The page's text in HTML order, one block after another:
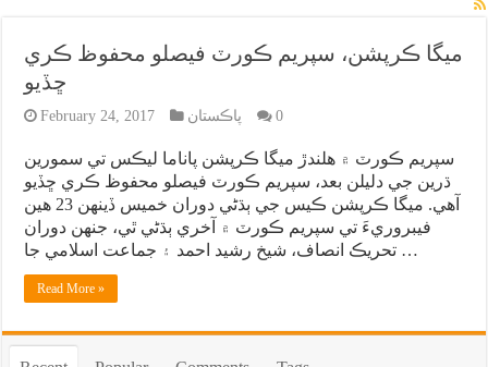
ميگا ڪرپشن، سپريم ڪورٽ فيصلو محفوظ ڪري
ڇڏيو
February 24, 2017 پاڪستان 0
سپريم ڪورٽ ۾ هلندڙ ميگا ڪرپشن پاناما ليڪس تي سمورين
ڌرين جي دليلن بعد، سپريم ڪورٽ فيصلو محفوظ ڪري ڇڏيو
آهي. ميگا ڪرپشن ڪيس جي ٻڌڻي دوران خميس ڏينهن 23 هين
فيبروريءَ تي سپريم ڪورٽ ۾ آخري ٻڌڻي ٿي، جنهن دوران
تحريڪ انصاف، شيخ رشيد احمد ۽ جماعت اسلامي جا …
Read More »